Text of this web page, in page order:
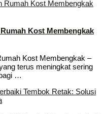
Kost Membengkak
Kost Membengkak –
terus meningkat sering
…